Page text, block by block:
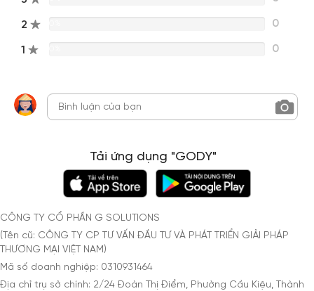
2 0
1 0
Tải ứng dụng "GODY"
CÔNG TY CỔ PHẦN G SOLUTIONS
(Tên cũ: CÔNG TY CP TƯ VẤN ĐẦU TƯ VÀ PHÁT TRIỂN GIẢI PHÁP
THƯƠNG MẠI VIỆT NAM)
Mã số doanh nghiệp: 0310931464
Địa chỉ trụ sở chính: 2/24 Đoàn Thị Điểm, Phường Cầu Kiệu, Thành